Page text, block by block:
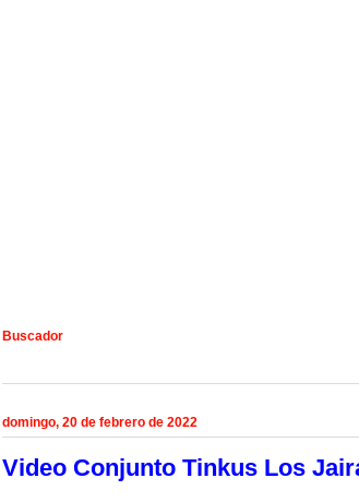
Buscador
domingo, 20 de febrero de 2022
Video Conjunto Tinkus Los